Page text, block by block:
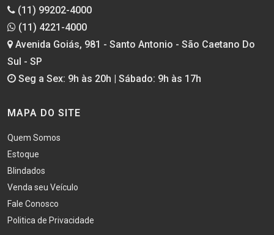
(11) 99202-4000
(11) 4221-4000
Avenida Goiás, 981 - Santo Antonio - São Caetano Do
Sul - SP
Seg a Sex: 9h às 20h | Sábado: 9h às 17h
MAPA DO SITE
Quem Somos
Estoque
Blindados
Venda seu Veículo
Fale Conosco
Politica de Privacidade